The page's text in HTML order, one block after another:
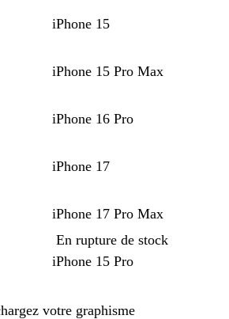
iPhone 15
iPhone 15 Pro Max
iPhone 16 Pro
iPhone 17
iPhone 17 Pro Max
En rupture de stock
iPhone 15 Pro
votre graphisme